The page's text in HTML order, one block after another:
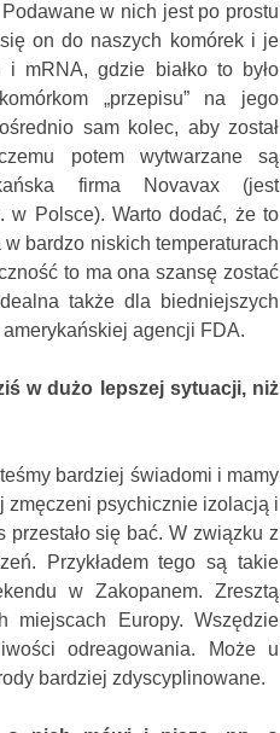
w nich jest po prostu
on do naszych komórek i je
mRNA, gdzie białko to było
„przepisu” na jego
sam kolec, aby został
potem wytwarzane są
firma Novavax (jest
w Polsce). Warto dodać, że to
bardzo niskich temperaturach
to ma ona szansę zostać
także dla biedniejszych
agencji FDA.
w dużo lepszej sytuacji, niż
bardziej świadomi i mamy
zmęczeni psychicznie izolacją i
się bać. W związku z
Przykładem tego są takie
w Zakopanem. Zresztą
Europy. Wszędzie
odreagowania. Może u
bardziej zdyscyplinowane.